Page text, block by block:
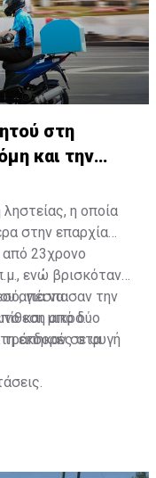
στη
και την
η οποία
στην επαρχία
από 23χρονο
ενώ βρισκόταν
για να
από δύο
απέσπασαν την
και μικρό
τράπηκαν σε φυγή
εκδορές στα